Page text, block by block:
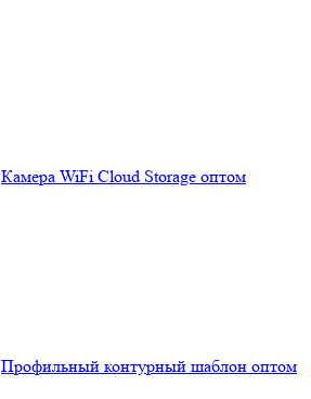
Камера WiFi Cloud Storage оптом
Профильный контурный шаблон оптом